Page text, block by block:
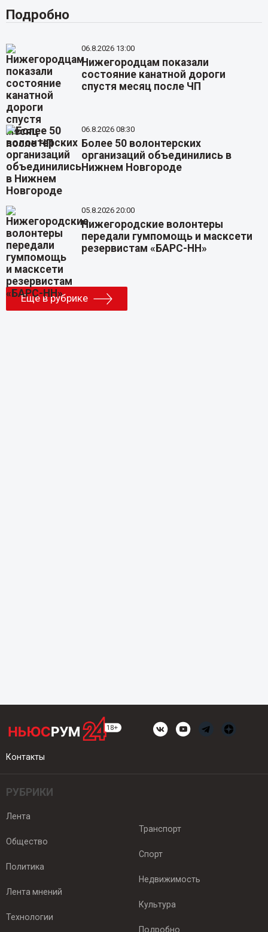
Подробно
06.8.2026 13:00
Нижегородцам показали
состояние канатной дороги
спустя месяц после ЧП
06.8.2026 08:30
Более 50 волонтерских
организаций объединились в
Нижнем Новгороде
05.8.2026 20:00
Нижегородские волонтеры
передали гумпомощь и масксети
резервистам «БАРС-НН»
Еще в рубрике
Контакты
РУБРИКИ
Лента
Общество
Политика
Лента мнений
Технологии
Транспорт
Спорт
Недвижимость
Культура
Подробно